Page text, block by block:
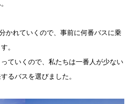
かれていくので、事前に何番バスに乗
。
ていくので、私たちは一番人が少ない
るバスを選びました。